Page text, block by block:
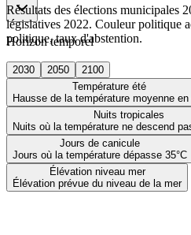
Horizon temporel
2030 2050
2100
Température été
Hausse de la température moyenne
Nuits tropicales
Nuits où la température ne descend
Jours de canicule
Jours où la température dépasse 35°C
Élévation niveau mer
Élévation prévue du niveau de la mer
Résultats des élections municipales
législatives 2022. Couleur politique
politique, taux d'abstention.